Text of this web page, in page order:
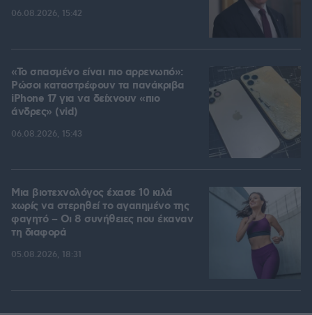
06.08.2026, 15:42
«Το σπασμένο είναι πιο αρρενωπό»:
Ρώσοι καταστρέφουν τα πανάκριβα
iPhone 17 για να δείχνουν «πιο
άνδρες» (vid)
06.08.2026, 15:43
Μια βιοτεχνολόγος έχασε 10 κιλά
χωρίς να στερηθεί το αγαπημένο της
φαγητό – Οι 8 συνήθειες που έκαναν
τη διαφορά
05.08.2026, 18:31